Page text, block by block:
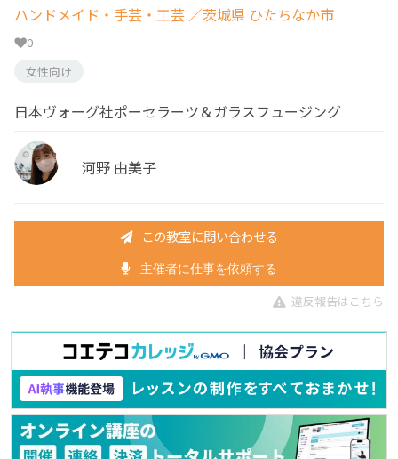
ハンドメイド・手芸・工芸 ／茨城県 ひたちなか市
0
女性向け
日本ヴォーグ社ポーセラーツ＆ガラスフュージング
河野 由美子
この教室に問い合わせる
主催者に仕事を依頼する
違反報告はこちら